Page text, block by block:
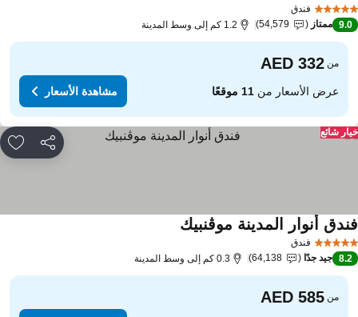
فندق
9.0 ممتاز 54,579 1.2 كم إلى وسط المدينة
من
عرض الأسعار من11 موقعًا مشاهدة الأسعار
مشاركة
شائع
فندق
أنوار المدينة موڤنبيك
8.2 جيد جدًا 64,138 0.3 كم إلى وسط المدينة
من